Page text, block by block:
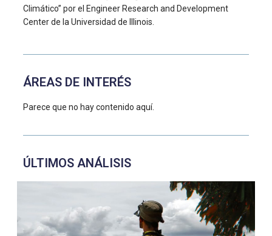
Climático” por el Engineer Research and Development
Center de la Universidad de Illinois.
ÁREAS DE INTERÉS
Parece que no hay contenido aquí.
ÚLTIMOS ANÁLISIS